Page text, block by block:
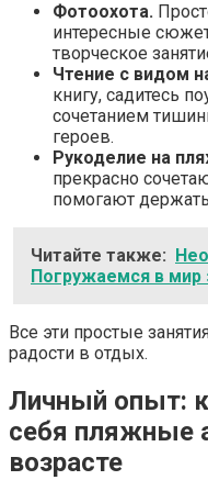
Фотоохота.
интересные
творческое
Чтение с видом
книгу, садитесь
сочетанием
героев.
Рукоделие на
прекрасно
помогают
Читайте также:
Погружаемся в мир
Все эти простые
радости в отдых.
Личный опыт:
себя пляжные
возрасте